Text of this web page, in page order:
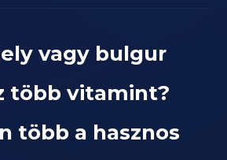
vagy bulgur
több vitamint?
több a hasznos